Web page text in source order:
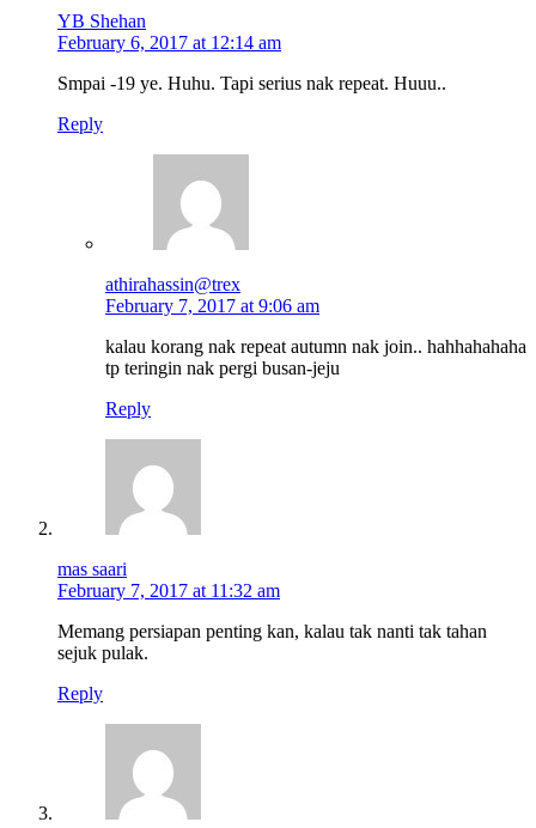
YB Shehan
February 6, 2017 at 12:14 am
Smpai -19 ye. Huhu. Tapi serius nak repeat. Huuu..
Reply
athirahassin@trex
February 7, 2017 at 9:06 am
kalau korang nak repeat autumn nak join.. hahhahahaha
tp teringin nak pergi busan-jeju
Reply
mas saari
February 7, 2017 at 11:32 am
Memang persiapan penting kan, kalau tak nanti tak tahan
sejuk pulak.
Reply